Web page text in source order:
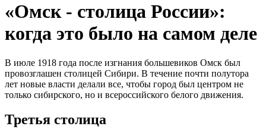
«Омск - столица России»:
когда это было на самом деле
В июле 1918 года после изгнания большевиков Омск был
провозглашен столицей Сибири. В течение почти полутора
лет новые власти делали все, чтобы город был центром не
только сибирского, но и всероссийского белого движения.
Третья столица